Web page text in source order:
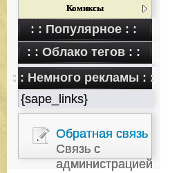
Комиксы
: : Популярное : :
: : Облако тегов : :
: : Немного рекламы : :
{sape_links}
Обратная связь
Связь с
администрацией